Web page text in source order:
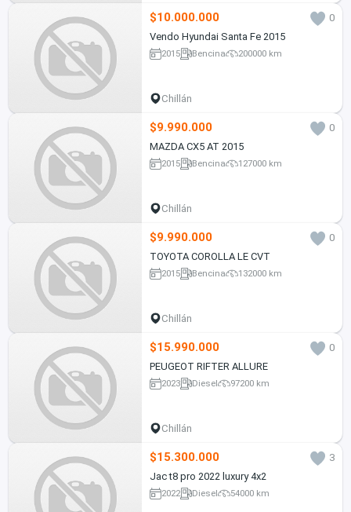
$10.000.000
0
Vendo Hyundai Santa Fe 2015
2015 Bencina 200000 km
Chillán
$9.990.000
0
MAZDA CX5 AT 2015
2015 Bencina 127000 km
Chillán
$9.990.000
0
TOYOTA COROLLA LE CVT
2015 Bencina 132000 km
Chillán
$15.990.000
0
PEUGEOT RIFTER ALLURE
2023 Diesel 97200 km
Chillán
$15.300.000
3
Jac t8 pro 2022 luxury 4x2
2022 Diesel 54000 km